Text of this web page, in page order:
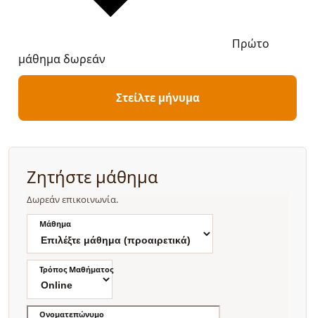
Πρώτο
μάθημα δωρεάν
Στείλτε μήνυμα
Ζητήστε μάθημα
Δωρεάν επικοινωνία.
Μάθημα
Τρόπος Μαθήματος
Ονοματεπώνυμο